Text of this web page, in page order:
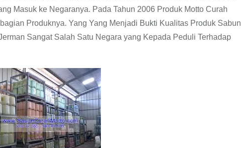
Masuk ke Negaranya. Pada Tahun 2006 Produk Motto Curah
Produknya. Yang Yang Menjadi Bukti Kualitas Produk Sabun
Sangat Salah Satu Negara yang Kepada Peduli Terhadap